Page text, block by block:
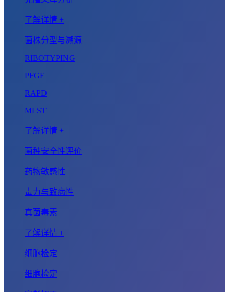
了解详情 +
菌株分型与溯源
RIBOTYPING
PFGE
RAPD
MLST
了解详情 +
菌种安全性评价
药物敏感性
毒力与致病性
真菌毒素
了解详情 +
细胞检定
细胞检定